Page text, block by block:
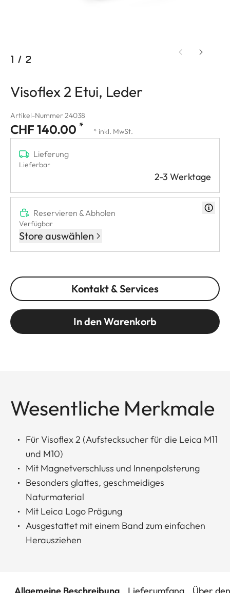
1 / 2
Visoflex 2 Etui, Leder
Artikel-Nummer 24038
CHF 140.00 * * inkl. MwSt.
Lieferung
Lieferbar
2-3 Werktage
Reservieren & Abholen
Verfügbar
Store auswählen
Kontakt & Services
In den Warenkorb
Wesentliche Merkmale
Für Visoflex 2 (Aufstecksucher für die Leica M11
und M10)
Mit Magnetverschluss und Innenpolsterung
Besonders glattes, geschmeidiges
Naturmaterial
Mit Leica Logo Prägung
Ausgestattet mit einem Band zum einfachen
Herausziehen